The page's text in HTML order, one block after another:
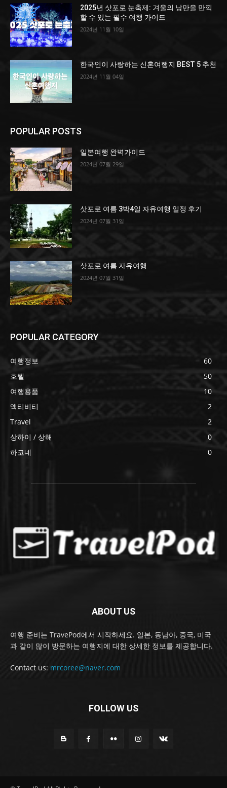
2025년 삿포로 눈축제: 겨울의 낭만을 만끽
할 수 있는 필수 여행 가이드
2024년 11월 10일
한국인이 사랑하는 신혼여행지 BEST 5 추천
2024년 11월 04일
POPULAR POSTS
일본여행 완벽가이드
2024년 07월 29일
삿포로 여름 3박4일 자유여행 일정 후기
2024년 07월 31일
삿포로 여름 자유여행
2024년 07월 31일
POPULAR CATEGORY
여행정보
60
호텔
50
여행용품
10
액티비티
2
Travel
2
상하이 / 상해
0
하코네
0
ABOUT US
여행 준비는 TravePod에서 시작하세요. 일본, 동남아, 중국, 미국
과 같이 많이 방문하는 여행지에 대한 상세한 정보를 제공합니다.
Contact us: mrcoree@naver.com
FOLLOW US